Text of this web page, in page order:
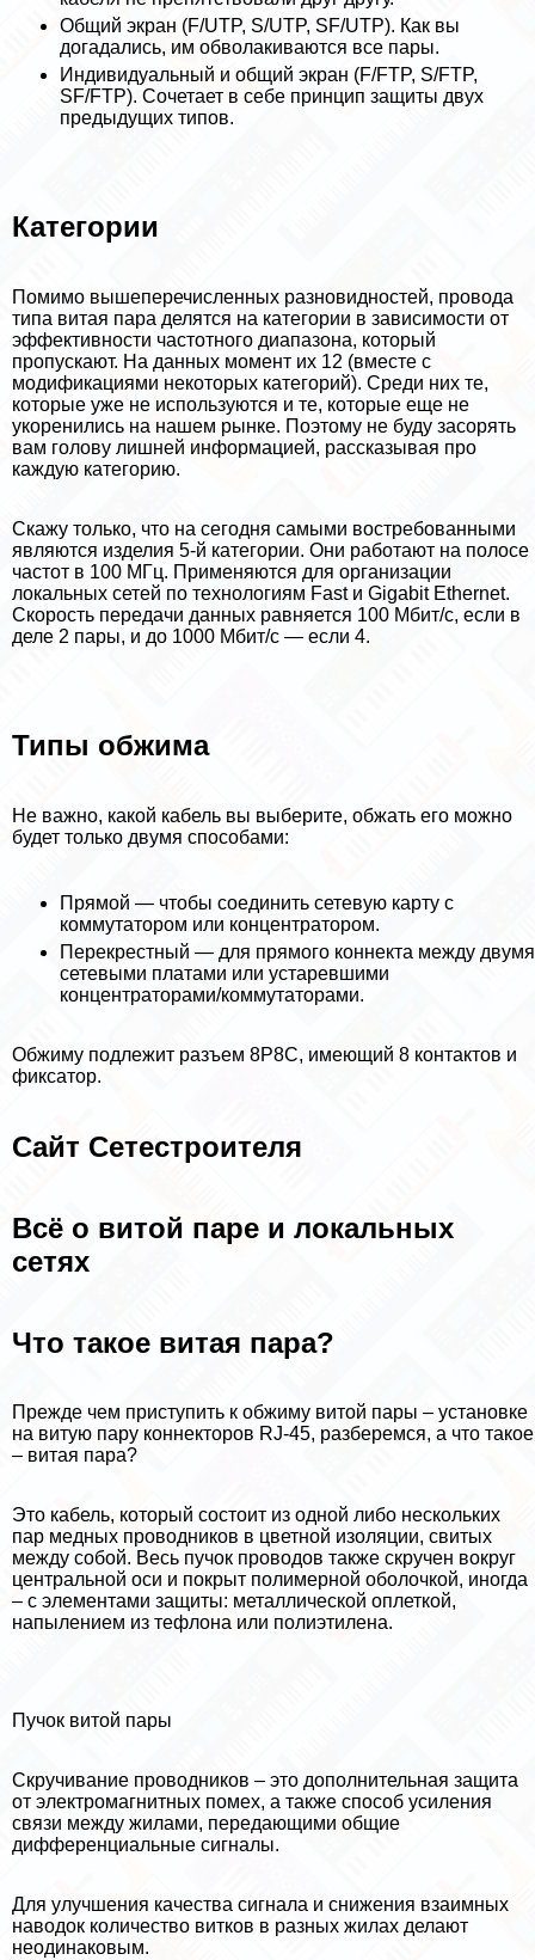
Общий экран (F/UTP, S/UTP, SF/UTP). Как вы
догадались, им обволакиваются все пары.
Индивидуальный и общий экран (F/FTP, S/FTP,
SF/FTP). Сочетает в себе принцип защиты двух
предыдущих типов.
Категории
Помимо вышеперечисленных разновидностей, провода
типа витая пара делятся на категории в зависимости от
эффективности частотного диапазона, который
пропускают. На данных момент их 12 (вместе с
модификациями некоторых категорий). Среди них те,
которые уже не используются и те, которые еще не
укоренились на нашем рынке. Поэтому не буду засорять
вам голову лишней информацией, рассказывая про
каждую категорию.
Скажу только, что на сегодня самыми востребованными
являются изделия 5-й категории. Они работают на полосе
частот в 100 МГц. Применяются для организации
локальных сетей по технологиям Fast и Gigabit Ethernet.
Скорость передачи данных равняется 100 Мбит/с, если в
деле 2 пары, и до 1000 Мбит/с — если 4.
Типы обжима
Не важно, какой кабель вы выберите, обжать его можно
будет только двумя способами:
Прямой — чтобы соединить сетевую карту с
коммутатором или концентратором.
Перекрестный — для прямого коннекта между двумя
сетевыми платами или устаревшими
концентраторами/коммутаторами.
Обжиму подлежит разъем 8P8C, имеющий 8 контактов и
фиксатор.
Сайт Сетестроителя
Всё о витой паре и локальных
сетях
Что такое витая пара?
Прежде чем приступить к обжиму витой пары – установке
на витую пару коннекторов RJ-45, разберемся, а что такое
– витая пара?
Это кабель, который состоит из одной либо нескольких
пар медных проводников в цветной изоляции, свитых
между собой. Весь пучок проводов также скручен вокруг
центральной оси и покрыт полимерной оболочкой, иногда
– с элементами защиты: металлической оплеткой,
напылением из тефлона или полиэтилена.
Пучок витой пары
Скручивание проводников – это дополнительная защита
от электромагнитных помех, а также способ усиления
связи между жилами, передающими общие
дифференциальные сигналы.
Для улучшения качества сигнала и снижения взаимных
наводок количество витков в разных жилах делают
неодинаковым.